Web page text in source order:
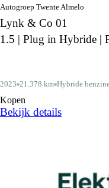
Autogroep Twente Almelo
Lynk & Co 01
1.5 | Plug in Hybride |
2023 21.378 km Hybride
Kopen
Bekijk details